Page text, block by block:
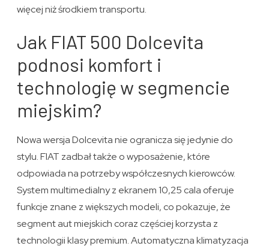
więcej niż środkiem transportu.
Jak FIAT 500 Dolcevita
podnosi komfort i
technologię w segmencie
miejskim?
Nowa wersja Dolcevita nie ogranicza się jedynie do
stylu. FIAT zadbał także o wyposażenie, które
odpowiada na potrzeby współczesnych kierowców.
System multimedialny z ekranem 10,25 cala oferuje
funkcje znane z większych modeli, co pokazuje, że
segment aut miejskich coraz częściej korzysta z
technologii klasy premium. Automatyczna klimatyzacja